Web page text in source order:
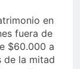
en
fuera de
$60.000 a
de la mitad